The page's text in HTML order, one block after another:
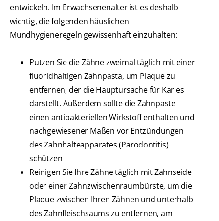
entwickeln. Im Erwachsenenalter ist es deshalb
wichtig, die folgenden häuslichen
Mundhygieneregeln gewissenhaft einzuhalten:
Putzen Sie die Zähne zweimal täglich mit einer
fluoridhaltigen Zahnpasta, um Plaque zu
entfernen, der die Hauptursache für Karies
darstellt. Außerdem sollte die Zahnpaste
einen antibakteriellen Wirkstoff enthalten und
nachgewiesener Maßen vor Entzündungen
des Zahnhalteapparates (Parodontitis)
schützen
Reinigen Sie Ihre Zähne täglich mit Zahnseide
oder einer Zahnzwischenraumbürste, um die
Plaque zwischen Ihren Zähnen und unterhalb
des Zahnfleischsaums zu entfernen, am